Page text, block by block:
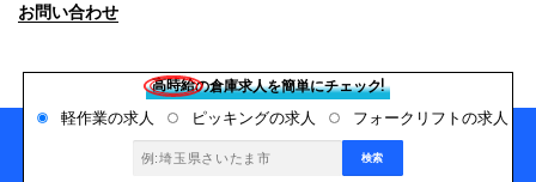
お問い合わせ
Copyright© 2026 デバンネット All Rights Reserved.